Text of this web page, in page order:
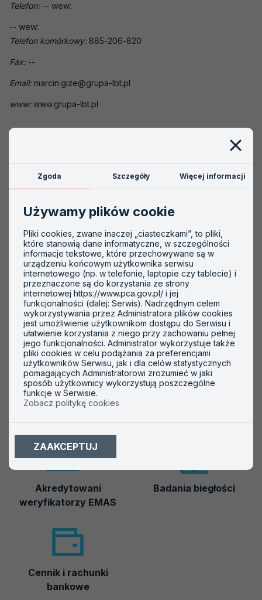
Weryfikatorzy EMAS
Akredytacje nieaktywne
PCA
Telefon:-- wew:
-- wew:
Telefon komórkowy:885-206-820
Fax:--
Email:marcin.gize@grupa-lbt.pl
www:www.grupa-lbt.pl
Dziedziny badań:
Badania właściwości fizycznych (N)
Obiekty:
Wyroby, materiały, obiekty budowlane
Ważne informacje
Akredytowani
weryfikatorzy EMAS
Badania biegłości
Cennik i rachunki
bankowe
Zgoda Szczegóły Więcej informacji
Używamy plików cookie
Pliki cookies, zwane inaczej „ciasteczkami”, to pliki,
które stanowią dane informatyczne, w szczególności
informacje tekstowe, które przechowywane są w
urządzeniu końcowym użytkownika serwisu
internetowego (np. w telefonie, laptopie czy tablecie) i
przeznaczone są do korzystania ze strony
internetowej https://www.pca.gov.pl/ i jej
funkcjonalności (dalej: Serwis). Nadrzędnym celem
wykorzystywania przez Administratora plików cookies
jest umożliwienie użytkownikom dostępu do Serwisu i
ułatwienie korzystania z niego przy zachowaniu pełnej
jego funkcjonalności. Administrator wykorzystuje także
pliki cookies w celu podążania za preferencjami
użytkowników Serwisu, jak i dla celów statystycznych
pomagających Administratorowi zrozumieć w jaki
sposób użytkownicy wykorzystują poszczególne
funkcje w Serwisie.
Zobacz politykę cookies
ZAAKCEPTUJ